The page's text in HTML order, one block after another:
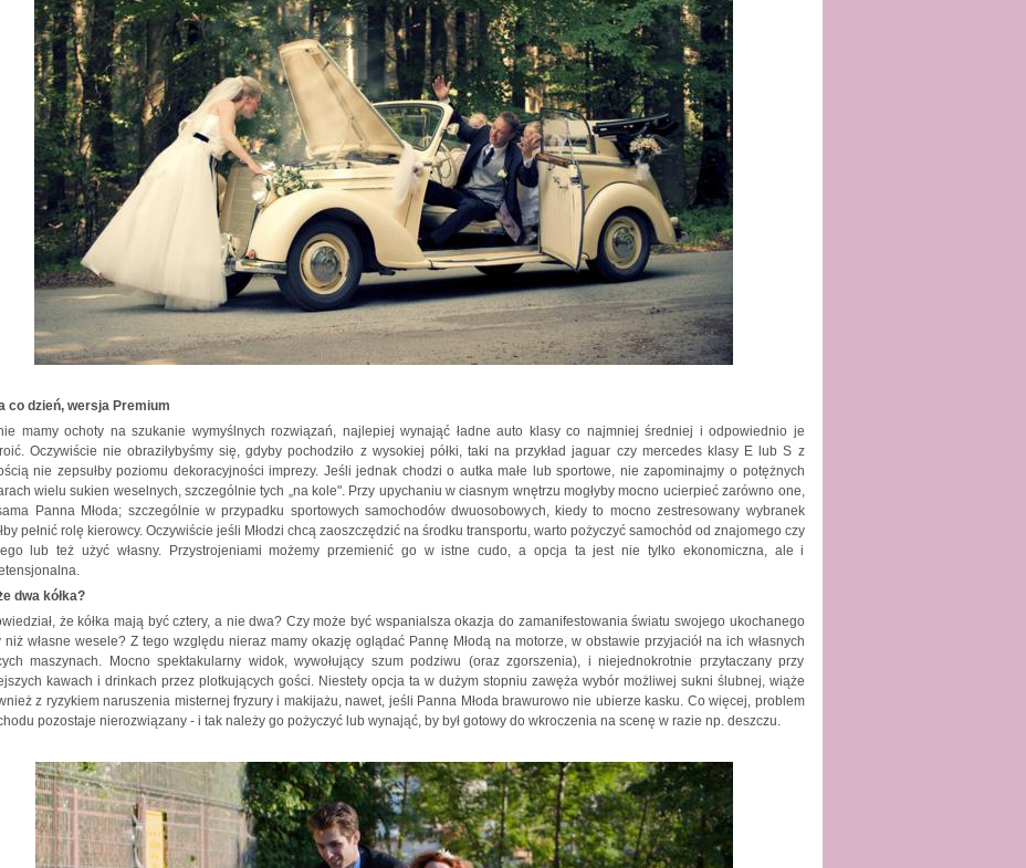
co dzień, wersja Premium
mamy ochoty na szukanie wymyślnych rozwiązań, najlepiej wynająć ładne auto klasy co najmniej średniej i odpowiednio je
Oczywiście nie obraziłybyśmy się, gdyby pochodziło z wysokiej półki, taki na przykład jaguar czy mercedes klasy E lub S z
nie zepsułby poziomu dekoracyjności imprezy. Jeśli jednak chodzi o autka małe lub sportowe, nie zapominajmy o potężnych
wielu sukien weselnych, szczególnie tych „na kole". Przy upychaniu w ciasnym wnętrzu mogłyby mocno ucierpieć zarówno one,
Panna Młoda; szczególnie w przypadku sportowych samochodów dwuosobowych, kiedy to mocno zestresowany wybranek
pełnić rolę kierowcy. Oczywiście jeśli Młodzi chcą zaoszczędzić na środku transportu, warto pożyczyć samochód od znajomego czy
lub też użyć własny. Przystrojeniami możemy przemienić go w istne cudo, a opcja ta jest nie tylko ekonomiczna, ale i
dwa kółka?
że kółka mają być cztery, a nie dwa? Czy może być wspanialsza okazja do zamanifestowania światu swojego ukochanego
niż własne wesele? Z tego względu nieraz mamy okazję oglądać Pannę Młodą na motorze, w obstawie przyjaciół na ich własnych
maszynach. Mocno spektakularny widok, wywołujący szum podziwu (oraz zgorszenia), i niejednokrotnie przytaczany przy
kawach i drinkach przez plotkujących gości. Niestety opcja ta w dużym stopniu zawęża wybór możliwej sukni ślubnej, wiąże
z ryzykiem naruszenia misternej fryzury i makijażu, nawet, jeśli Panna Młoda brawurowo nie ubierze kasku. Co więcej, problem
pozostaje nierozwiązany - i tak należy go pożyczyć lub wynająć, by był gotowy do wkroczenia na scenę w razie np. deszczu.